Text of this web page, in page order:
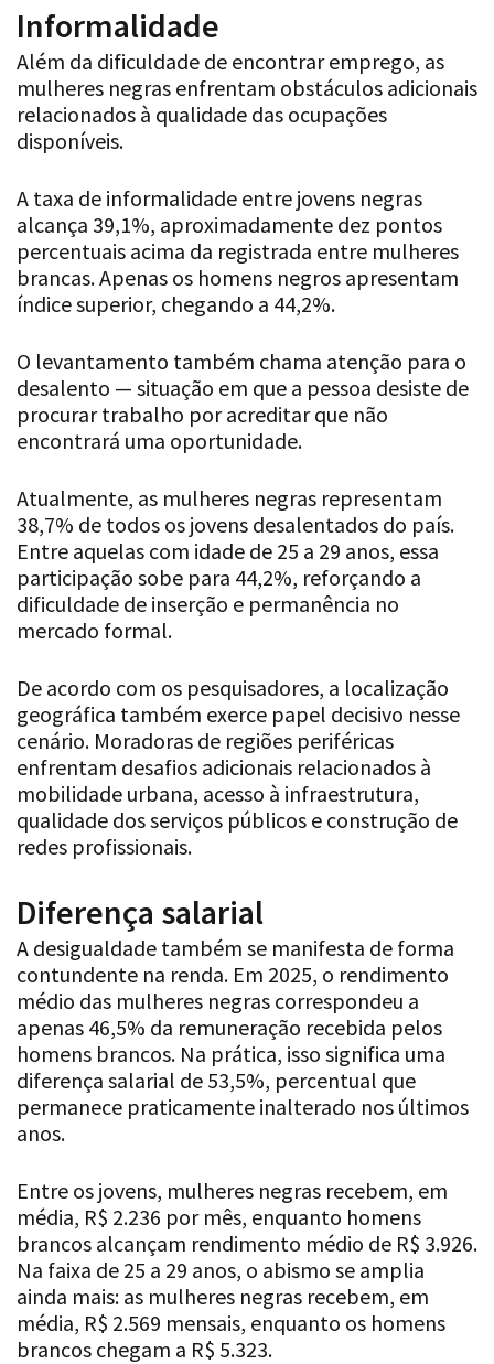
Informalidade
Além da dificuldade de encontrar emprego, as
mulheres negras enfrentam obstáculos adicionais
relacionados à qualidade das ocupações
disponíveis.
A taxa de informalidade entre jovens negras
alcança 39,1%, aproximadamente dez pontos
percentuais acima da registrada entre mulheres
brancas. Apenas os homens negros apresentam
índice superior, chegando a 44,2%.
O levantamento também chama atenção para o
desalento — situação em que a pessoa desiste de
procurar trabalho por acreditar que não
encontrará uma oportunidade.
Atualmente, as mulheres negras representam
38,7% de todos os jovens desalentados do país.
Entre aquelas com idade de 25 a 29 anos, essa
participação sobe para 44,2%, reforçando a
dificuldade de inserção e permanência no
mercado formal.
De acordo com os pesquisadores, a localização
geográfica também exerce papel decisivo nesse
cenário. Moradoras de regiões periféricas
enfrentam desafios adicionais relacionados à
mobilidade urbana, acesso à infraestrutura,
qualidade dos serviços públicos e construção de
redes profissionais.
Diferença salarial
A desigualdade também se manifesta de forma
contundente na renda. Em 2025, o rendimento
médio das mulheres negras correspondeu a
apenas 46,5% da remuneração recebida pelos
homens brancos. Na prática, isso significa uma
diferença salarial de 53,5%, percentual que
permanece praticamente inalterado nos últimos
anos.
Entre os jovens, mulheres negras recebem, em
média, R$ 2.236 por mês, enquanto homens
brancos alcançam rendimento médio de R$ 3.926.
Na faixa de 25 a 29 anos, o abismo se amplia
ainda mais: as mulheres negras recebem, em
média, R$ 2.569 mensais, enquanto os homens
brancos chegam a R$ 5.323.